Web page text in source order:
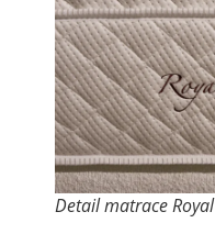
Detail matrace